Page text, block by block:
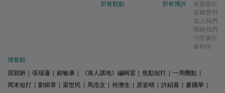
所有觀點
所有博評
免責條款
版權聲明
加入我們
聯絡我們
刊登廣告
爆料快
博客館
屈穎妍
張瑞蓮 顧敏康 《港人講地》編輯室 焦點短打 一周圈點
周末短打
劉炳章 梁世民 馬浩文 何濼生 原姿晴 許紹基 麥國華